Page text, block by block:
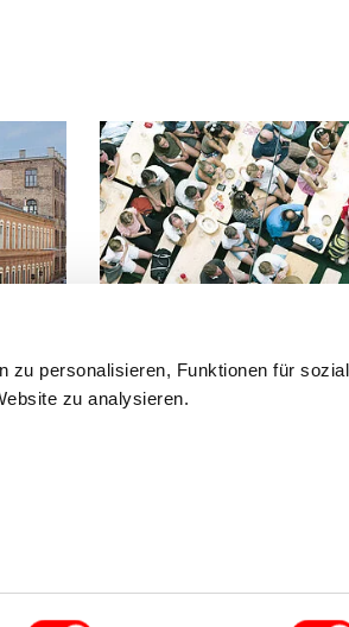
zu personalisieren, Funktionen für
zu analysieren.
mit
Häufig gestellte Fragen und